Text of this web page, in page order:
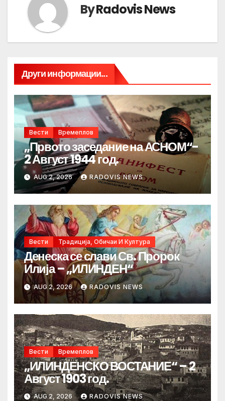
ByRadovis News
Други информации...
Вести Времеплов
„Првото заседание на АСНОМ“-
2 Август 1944 год.
AUG 2, 2026 RADOVIS NEWS
Вести Традиција, Обичаи И Култура
Денеска се слави Св. Пророк
Илија – „ИЛИНДЕН“
AUG 2, 2026 RADOVIS NEWS
Вести Времеплов
„ИЛИНДЕНСКО ВОСТАНИЕ“ – 2
Август 1903 год.
AUG 2, 2026 RADOVIS NEWS